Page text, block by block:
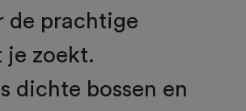
de prachtige
je zoekt.
dichte bossen en